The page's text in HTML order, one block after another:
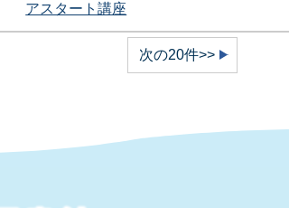
アスタート講座
次の20件>>